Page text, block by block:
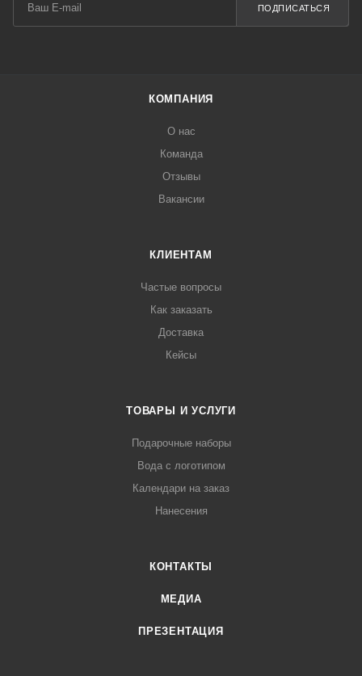
ПОДПИСАТЬСЯ
КОМПАНИЯ
О нас
Команда
Отзывы
Вакансии
КЛИЕНТАМ
Частые вопросы
Как заказать
Доставка
Кейсы
ТОВАРЫ И УСЛУГИ
Подарочные наборы
Вода с логотипом
Календари на заказ
Нанесения
КОНТАКТЫ
МЕДИА
ПРЕЗЕНТАЦИЯ